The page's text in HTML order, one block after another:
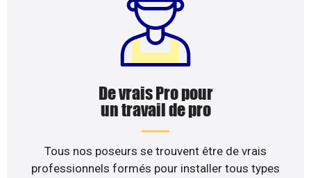
De vrais Pro pour
un travail de pro
Tous nos poseurs se trouvent être de vrais
professionnels formés pour installer tous types